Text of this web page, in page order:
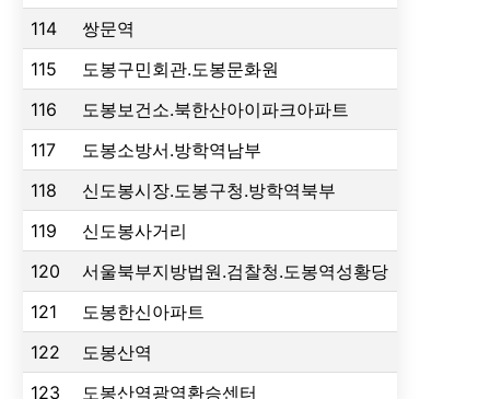
114
쌍문역
115
도봉구민회관.도봉문화원
116
도봉보건소.북한산아이파크아파트
117
도봉소방서.방학역남부
118
신도봉시장.도봉구청.방학역북부
119
신도봉사거리
120
서울북부지방법원.검찰청.도봉역성황당
121
도봉한신아파트
122
도봉산역
123
도봉산역광역환승센터